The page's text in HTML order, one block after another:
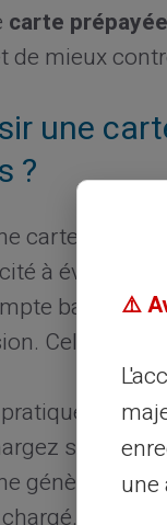
carte
de mieux
une
?
carte
à éviter les
bancaire
Cela
génère pas
⚠️
une